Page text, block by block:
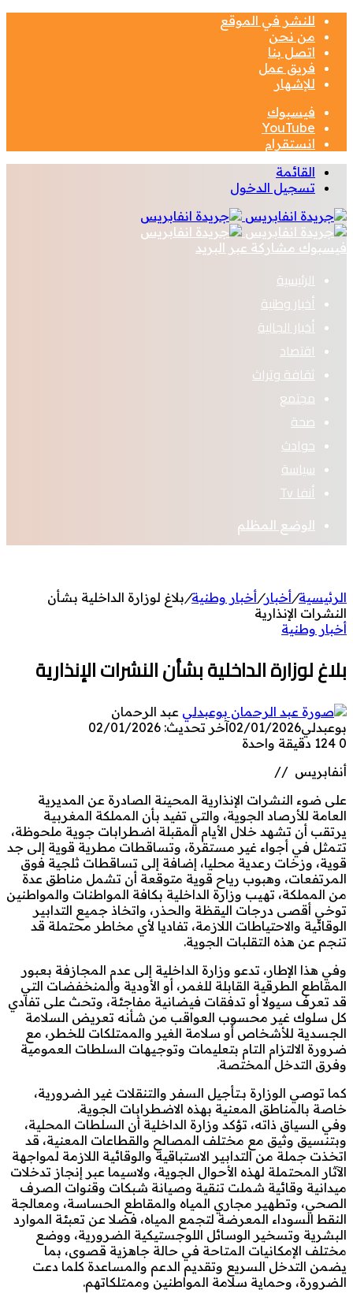
للنشر في الموقع
من نحن
اتصل بنا
فريق عمل
للإشهار
فيسبوك
‫YouTube
انستقرام
القائمة
تسجيل الدخول
فيسبوك مشاركة عبر البريد
الرئيسية
أخبار وطنية
أخبار الجالية
اقتصاد
ثقافة وتراث
مجتمع
صحة
حوادث
سياسة
أنفا Tv
الوضع المظلم
الرئيسية/أخبار/أخبار وطنية/بلاغ لوزارة الداخلية بشأن
النشرات الإنذارية
أخبار وطنية
بلاغ لوزارة الداخلية بشأن النشرات الإنذارية
عبد الرحمان
بوعبدلي02/01/2026آخر تحديث: 02/01/2026
0
دقيقة واحدة
أنفابريس //
على ضوء النشرات الإنذارية المحينة الصادرة عن المديرية
العامة للأرصاد الجوية، والتي تفيد بأن المملكة المغربية
يرتقب أن تشهد خلال الأيام المقبلة اضطرابات جوية ملحوظة،
تتمثل في أجواء غير مستقرة، وتساقطات مطرية قوية إلى جد
قوية، وزخات رعدية محليا، إضافة إلى تساقطات ثلجية فوق
المرتفعات، وهبوب رياح قوية متوقعة أن تشمل مناطق عدة
من المملكة، تهيب وزارة الداخلية بكافة المواطنات والمواطنين
توخي أقصى درجات اليقظة والحذر، واتخاذ جميع التدابير
الوقائية والاحتياطات اللازمة، تفاديا لأي مخاطر محتملة قد
تنجم عن هذه التقلبات الجوية.
وفي هذا الإطار، تدعو وزارة الداخلية إلى عدم المجازفة بعبور
المقاطع الطرقية القابلة للغمر، أو الأودية والمنخفضات التي
قد تعرف سيولا أو تدفقات فيضانية مفاجئة، وتحث على تفادي
كل سلوك غير محسوب العواقب من شأنه تعريض السلامة
الجسدية للأشخاص أو سلامة الغير والممتلكات للخطر، مع
ضرورة الالتزام التام بتعليمات وتوجيهات السلطات العمومية
وفرق التدخل المختصة.
كما توصي الوزارة بـتأجيل السفر والتنقلات غير الضرورية،
خاصة بالمناطق المعنية بهذه الاضطرابات الجوية.
وفي السياق ذاته، تؤكد وزارة الداخلية أن السلطات المحلية،
وبتنسيق وثيق مع مختلف المصالح والقطاعات المعنية، قد
اتخذت جملة من التدابير الاستباقية والوقائية اللازمة لمواجهة
الآثار المحتملة لهذه الأحوال الجوية، ولاسيما عبر إنجاز تدخلات
ميدانية وقائية شملت تنقية وصيانة شبكات وقنوات الصرف
الصحي، وتطهير مجاري المياه والمقاطع الحساسة، ومعالجة
النقط السوداء المعرضة لتجمع المياه، فضلا عن تعبئة الموارد
البشرية وتسخير الوسائل اللوجستيكية الضرورية، ووضع
مختلف الإمكانيات المتاحة في حالة جاهزية قصوى، بما
يضمن التدخل السريع وتقديم الدعم والمساعدة كلما دعت
الضرورة، وحماية سلامة المواطنين وممتلكاتهم.